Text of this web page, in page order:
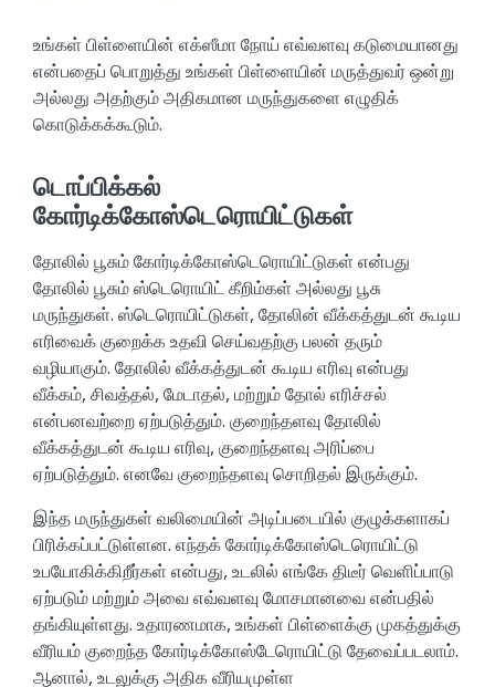
உங்கள் பிள்ளையின் எக்ஸீமா நோய் எவ்வளவு கடுமையானது
என்பதைப் பொறுத்து உங்கள் பிள்ளையின் மருத்துவர் ஒன்று
அல்லது அதற்கும் அதிகமான மருந்துகளை எழுதிக்
கொடுக்கக்கூடும்.
டொப்பிக்கல்
கோர்டிக்கோஸ்டெரொயிட்டுகள்
தோலில் பூசும் கோர்டிக்கோஸ்டெரொயிட்டுகள் என்பது
தோலில் பூசும் ஸ்டெரொயிட் கீறிம்கள் அல்லது பூசு
மருந்துகள். ஸ்டெரொயிட்டுகள், தோலின் வீக்கத்துடன் கூடிய
எரிவைக் குறைக்க உதவி செய்வதற்கு பலன் தரும்
வழியாகும். தோலில் வீக்கத்துடன் கூடிய எரிவு என்பது
வீக்கம், சிவத்தல், மேடாதல், மற்றும் தோல் எரிச்சல்
என்பனவற்றை ஏற்படுத்தும். குறைந்தளவு தோலில்
வீக்கத்துடன் கூடிய எரிவு, குறைந்தளவு அரிப்பை
ஏற்படுத்தும். எனவே குறைந்தளவு சொறிதல் இருக்கும்.
இந்த மருந்துகள் வலிமையின் அடிப்படையில் குழுக்களாகப்
பிரிக்கப்பட்டுள்ளன. எந்தக் கோர்டிக்கோஸ்டெரொயிட்டு
உபயோகிக்கிறீர்கள் என்பது, உடலில் எங்கே திடீர் வெளிப்பாடு
ஏற்படும் மற்றும் அவை எவ்வளவு மோசமானவை என்பதில்
தங்கியுள்ளது. உதாரணமாக, உங்கள் பிள்ளைக்கு முகத்துக்கு
வீரியம் குறைந்த கோர்டிக்கோஸ்டேரொயிட்டு தேவைப்படலாம்.
ஆனால், உடலுக்கு அதிக வீரியமுள்ள